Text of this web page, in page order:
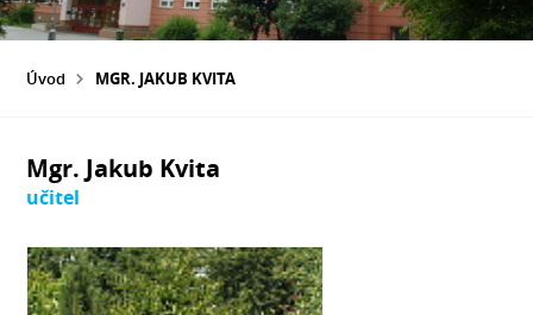
Úvod MGR. JAKUB KVITA
Mgr. Jakub Kvita
učitel